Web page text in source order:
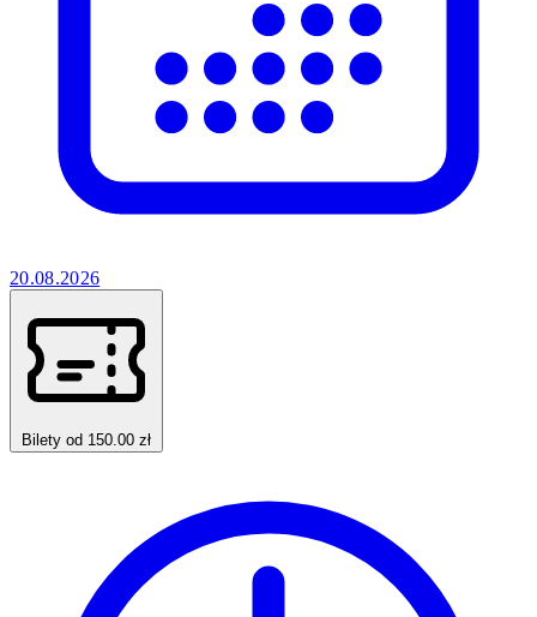
20.08.2026
Bilety od 150.00 zł